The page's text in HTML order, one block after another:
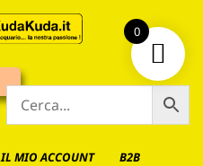
IL MIO ACCOUNT B2B
0